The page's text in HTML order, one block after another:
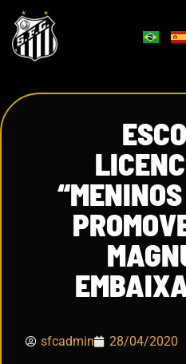
sfcadmin 28/04/2020